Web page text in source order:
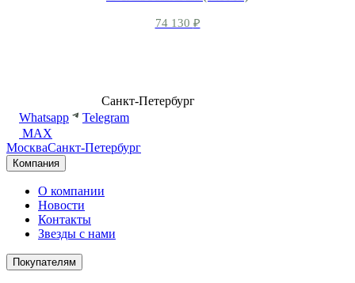
74 130 ₽
Санкт-Петербург
Whatsapp
Telegram
MAX
МоскваСанкт-Петербург
Компания
О компании
Новости
Контакты
Звезды с нами
Покупателям